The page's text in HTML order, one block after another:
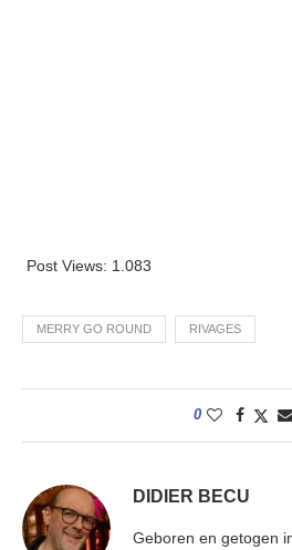
Post Views: 1.083
MERRY GO ROUND RIVAGES
0
DIDIER BECU
Geboren en getogen